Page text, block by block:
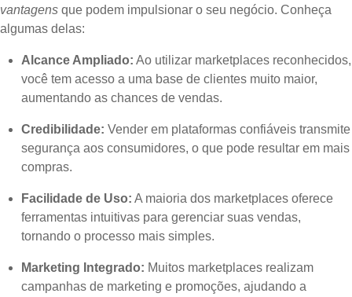
vantagens que podem impulsionar o seu negócio. Conheça
algumas delas:
Alcance Ampliado: Ao utilizar marketplaces reconhecidos,
você tem acesso a uma base de clientes muito maior,
aumentando as chances de vendas.
Credibilidade: Vender em plataformas confiáveis transmite
segurança aos consumidores, o que pode resultar em mais
compras.
Facilidade de Uso: A maioria dos marketplaces oferece
ferramentas intuitivas para gerenciar suas vendas,
tornando o processo mais simples.
Marketing Integrado: Muitos marketplaces realizam
campanhas de marketing e promoções, ajudando a